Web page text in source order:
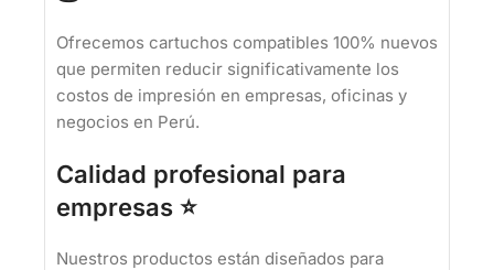
Ofrecemos cartuchos compatibles 100% nuevos
que permiten reducir significativamente los
costos de impresión en empresas, oficinas y
negocios en Perú.
Calidad profesional para
empresas ⭐
Nuestros productos están diseñados para